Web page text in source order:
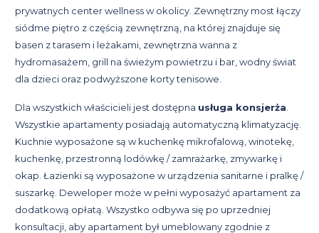
prywatnych center wellness w okolicy. Zewnętrzny most łączy
siódme piętro z częścią zewnętrzną, na której znajduje się
basen z tarasem i leżakami, zewnętrzna wanna z
hydromasażem, grill na świeżym powietrzu i bar, wodny świat
dla dzieci oraz podwyższone korty tenisowe.
Dla wszystkich właścicieli jest dostępna usługa konsjerża
Wszystkie apartamenty posiadają automatyczną klimatyzację.
Kuchnie wyposażone są w kuchenkę mikrofalową, winotekę,
kuchenkę, przestronną lodówkę / zamrażarkę, zmywarkę i
okap. Łazienki są wyposażone w urządzenia sanitarne i pralkę /
suszarkę. Deweloper może w pełni wyposażyć apartament za
dodatkową opłatą. Wszystko odbywa się po uprzedniej
konsultacji, aby apartament był umeblowany zgodnie z